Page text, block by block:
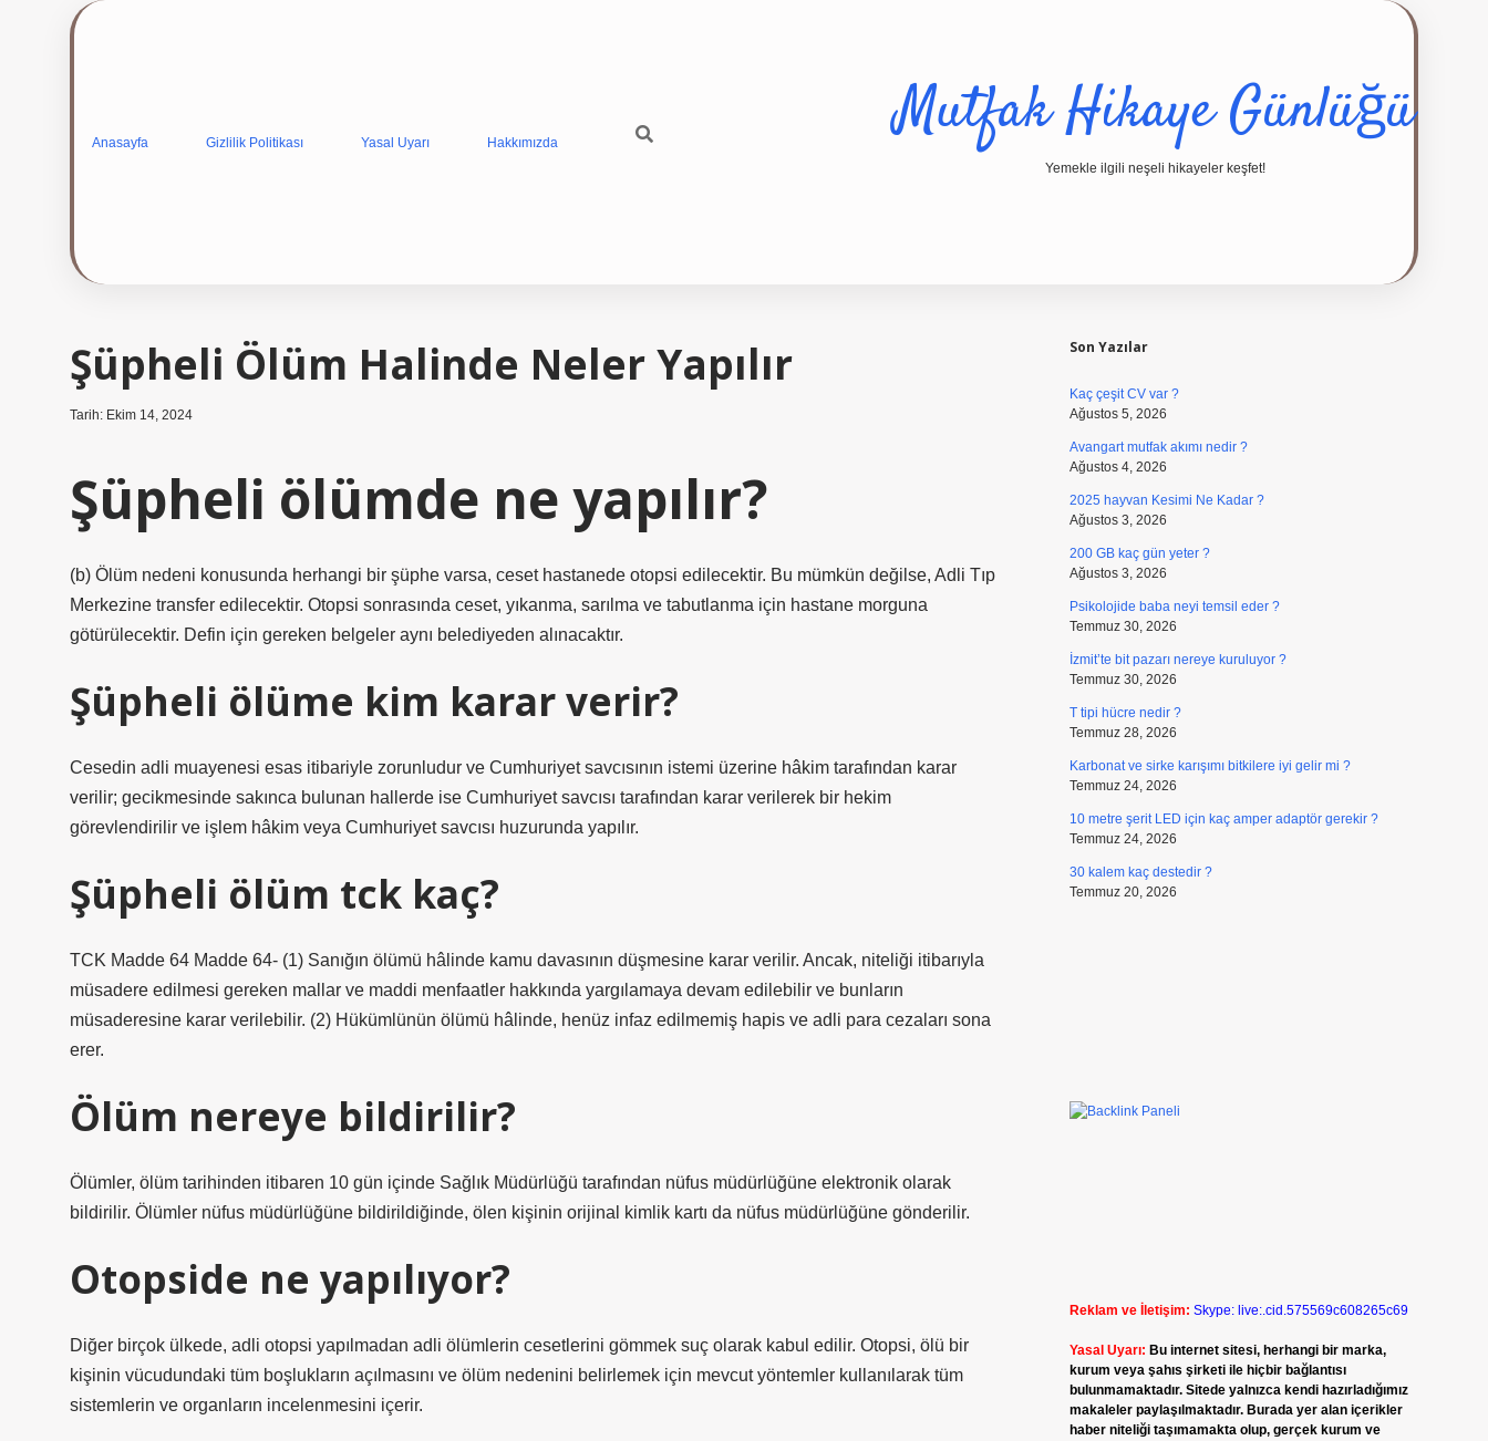
Anasayfa Gizlilik Politikası Yasal Uyarı Hakkımızda Mutfak Hikaye Günlüğü
Yemekle ilgili neşeli hikayeler keşfet!
Şüpheli Ölüm Halinde Neler Yapılır
Tarih: Ekim 14, 2024
Şüpheli ölümde ne yapılır?
(b) Ölüm nedeni konusunda herhangi bir şüphe varsa, ceset hastanede otopsi edilecektir. Bu mümkün değilse, Adli Tıp
Merkezine transfer edilecektir. Otopsi sonrasında ceset, yıkanma, sarılma ve tabutlanma için hastane morguna
götürülecektir. Defin için gereken belgeler aynı belediyeden alınacaktır.
Şüpheli ölüme kim karar verir?
Cesedin adli muayenesi esas itibariyle zorunludur ve Cumhuriyet savcısının istemi üzerine hâkim tarafından karar
verilir; gecikmesinde sakınca bulunan hallerde ise Cumhuriyet savcısı tarafından karar verilerek bir hekim
görevlendirilir ve işlem hâkim veya Cumhuriyet savcısı huzurunda yapılır.
Şüpheli ölüm tck kaç?
TCK Madde 64 Madde 64- (1) Sanığın ölümü hâlinde kamu davasının düşmesine karar verilir. Ancak, niteliği itibarıyla
müsadere edilmesi gereken mallar ve maddi menfaatler hakkında yargılamaya devam edilebilir ve bunların
müsaderesine karar verilebilir. (2) Hükümlünün ölümü hâlinde, henüz infaz edilmemiş hapis ve adli para cezaları sona
erer.
Ölüm nereye bildirilir?
Ölümler, ölüm tarihinden itibaren 10 gün içinde Sağlık Müdürlüğü tarafından nüfus müdürlüğüne elektronik olarak
bildirilir. Ölümler nüfus müdürlüğüne bildirildiğinde, ölen kişinin orijinal kimlik kartı da nüfus müdürlüğüne gönderilir.
Otopside ne yapılıyor?
Diğer birçok ülkede, adli otopsi yapılmadan adli ölümlerin cesetlerini gömmek suç olarak kabul edilir. Otopsi, ölü bir
kişinin vücudundaki tüm boşlukların açılmasını ve ölüm nedenini belirlemek için mevcut yöntemler kullanılarak tüm
sistemlerin ve organların incelenmesini içerir.
Son Yazılar
Kaç çeşit CV var ?
Ağustos 5, 2026
Avangart mutfak akımı nedir ?
Ağustos 4, 2026
2025 hayvan Kesimi Ne Kadar ?
Ağustos 3, 2026
200 GB kaç gün yeter ?
Ağustos 3, 2026
Psikolojide baba neyi temsil eder ?
Temmuz 30, 2026
İzmit’te bit pazarı nereye kuruluyor ?
Temmuz 30, 2026
T tipi hücre nedir ?
Temmuz 28, 2026
Karbonat ve sirke karışımı bitkilere iyi gelir mi ?
Temmuz 24, 2026
10 metre şerit LED için kaç amper adaptör gerekir ?
Temmuz 24, 2026
30 kalem kaç destedir ?
Temmuz 20, 2026
Reklam ve İletişim: Skype: live:.cid.575569c608265c69
Yasal Uyarı: Bu internet sitesi, herhangi bir marka,
kurum veya şahıs şirketi ile hiçbir bağlantısı
bulunmamaktadır. Sitede yalnızca kendi hazırladığımız
makaleler paylaşılmaktadır. Burada yer alan içerikler
haber niteliği taşımamakta olup, gerçek kurum ve